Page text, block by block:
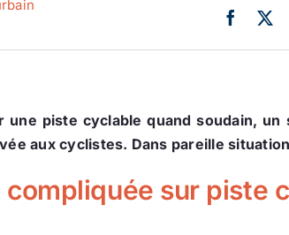
piste cyclable quand soudain,
aux cyclistes. Dans pareille
sur piste